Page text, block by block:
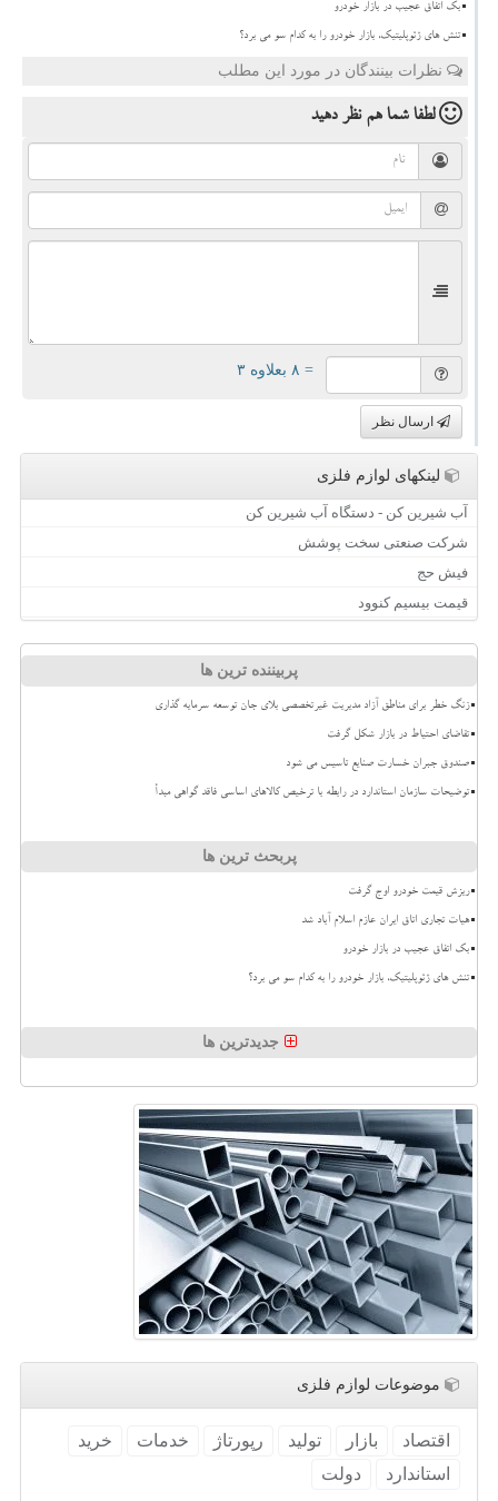
بک اتفاق عجیب در بازار خودرو
تنش های ژئوپلیتیک، بازار خودرو را به کدام سو می برد؟
نظرات بینندگان در مورد این مطلب
لطفا شما همنظر دهید
= ۸ بعلاوه ۳
ارسال نظر
لینکهای لوازم فلزی
آب شیرین کن - دستگاه آب شیرین کن
شرکت صنعتی سخت پوشش
فیش حج
قیمت بیسیم کنوود
پربیننده ترین ها
زنگ خطر برای مناطق آزاد مدیریت غیرتخصصی بلای جان توسعه سرمایه گذاری
تقاضای احتیاط در بازار شکل گرفت
صندوق جبران خسارت صنایع تاسیس می شود
توضیحات سازمان استاندارد در رابطه با ترخیص کالاهای اساسی فاقد گواهی مبدأ
پربحث ترین ها
ریزش قیمت خودرو اوج گرفت
هیات تجاری اتاق ایران عازم اسلام آباد شد
بک اتفاق عجیب در بازار خودرو
تنش های ژئوپلیتیک، بازار خودرو را به کدام سو می برد؟
جدیدترین ها
موضوعات لوازم فلزی
اقتصاد بازار تولید رپورتاژ خدمات
خرید
استاندارد
دولت